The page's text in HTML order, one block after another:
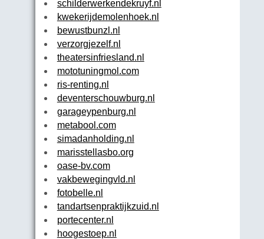
schilderwerkendekruyf.nl
kwekerijdemolenhoek.nl
bewustbunzl.nl
verzorgjezelf.nl
theatersinfriesland.nl
mototuningmol.com
ris-renting.nl
deventerschouwburg.nl
garageypenburg.nl
metabool.com
simadanholding.nl
marisstellasbo.org
oase-bv.com
vakbewegingvld.nl
fotobelle.nl
tandartsenpraktijkzuid.nl
portecenter.nl
hoogestoep.nl